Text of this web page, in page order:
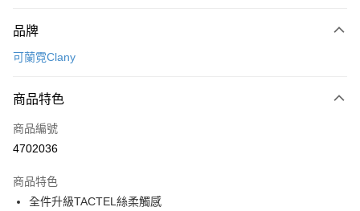
信用卡一次付款
LINE Pay
Apple Pay
悠遊付
品牌
可蘭霓Clany
商品特色
商品編號
4702036
商品特色
全件升級TACTEL絲柔觸感